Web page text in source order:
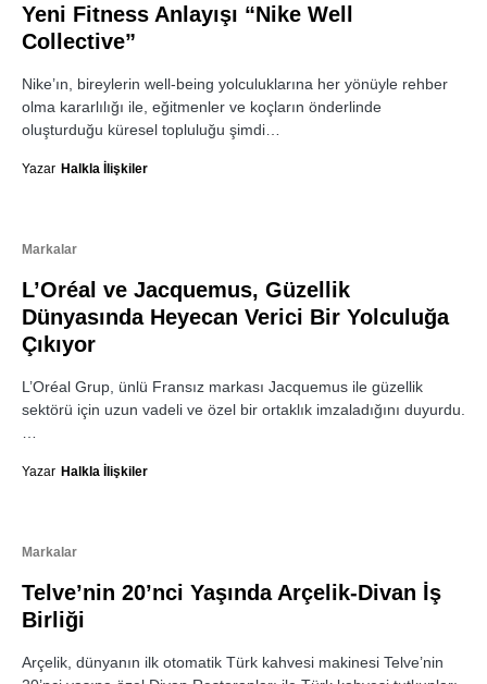
Yeni Fitness Anlayışı “Nike Well
Collective”
Nike’ın, bireylerin well-being yolculuklarına her yönüyle rehber
olma kararlılığı ile, eğitmenler ve koçların önderlinde
oluşturduğu küresel topluluğu şimdi…
Yazar Halkla İlişkiler
Markalar
L’Oréal ve Jacquemus, Güzellik
Dünyasında Heyecan Verici Bir Yolculuğa
Çıkıyor
L’Oréal Grup, ünlü Fransız markası Jacquemus ile güzellik
sektörü için uzun vadeli ve özel bir ortaklık imzaladığını duyurdu.
Yazar Halkla İlişkiler
Markalar
Telve’nin 20’nci Yaşında Arçelik-Divan İş
Birliği
Arçelik, dünyanın ilk otomatik Türk kahvesi makinesi Telve’nin